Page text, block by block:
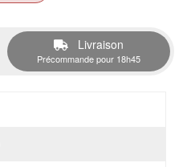
Livraison
Précommande pour 18h45